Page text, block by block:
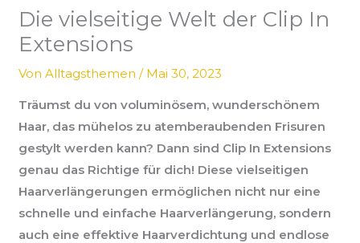
Die vielseitige Welt der Clip In
Extensions
VonAlltagsthemen/ Mai 30, 2023
Träumst du von voluminösem, wunderschönem
Haar, das mühelos zu atemberaubenden Frisuren
gestylt werden kann? Dann sind Clip In Extensions
genau das Richtige für dich! Diese vielseitigen
Haarverlängerungen ermöglichen nicht nur eine
schnelle und einfache Haarverlängerung, sondern
auch eine effektive Haarverdichtung und endlose